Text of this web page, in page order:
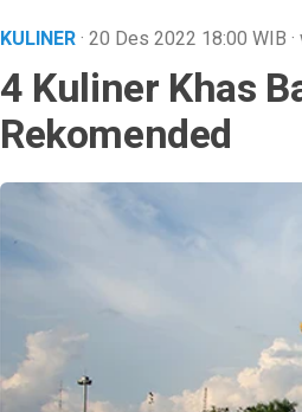
KULINER· 20 Des 2022 18:00 WIB ·
4 Kuliner Khas
Rekomended